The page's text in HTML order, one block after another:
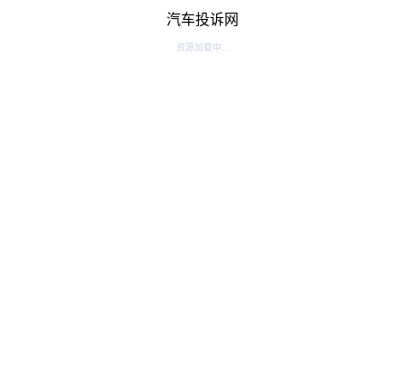
汽车投诉网
资源加载中...